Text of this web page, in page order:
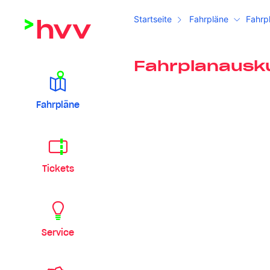
Startseite Fahrpläne
Fahrpläne
Tickets
Service